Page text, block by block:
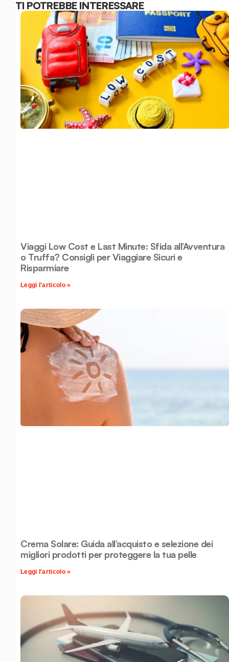
TI POTREBBE INTERESSARE
Viaggi Low Cost e Last Minute: Sfida all’Avventura
o Truffa? Consigli per Viaggiare Sicuri e
Risparmiare
Leggi l'articolo »
Crema Solare: Guida all’acquisto e selezione dei
migliori prodotti per proteggere la tua pelle
Leggi l'articolo »